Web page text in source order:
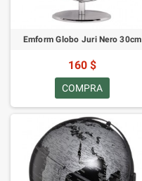
Emform Globo Juri Nero 30cm
160 $
COMPRA